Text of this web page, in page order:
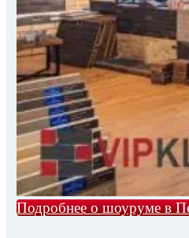
Подробнее о шоуруме в